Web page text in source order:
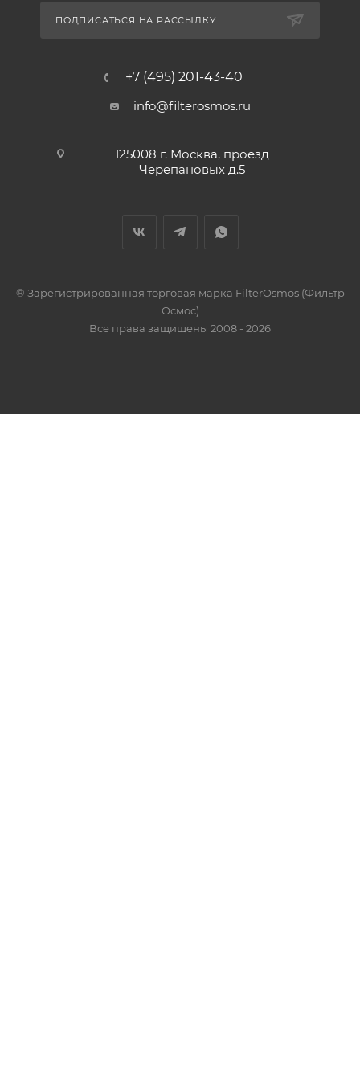
ПОДПИСАТЬСЯ НА РАССЫЛКУ
+7 (495) 201-43-40
info@filterosmos.ru
125008 г. Москва, проезд
Черепановых д.5
® Зарегистрированная торговая марка FilterOsmos (Фильтр
Осмос)
Все права защищены 2008 - 2026